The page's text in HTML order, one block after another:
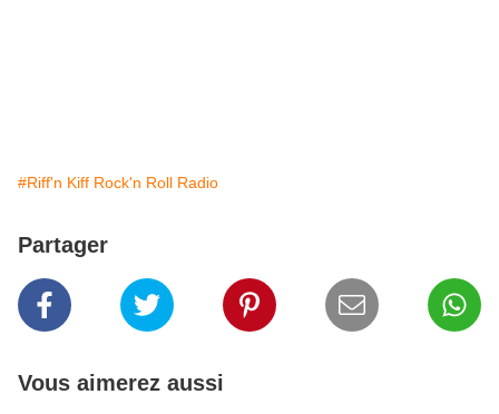
#Riff'n Kiff Rock'n Roll Radio
Partager
Vous aimerez aussi